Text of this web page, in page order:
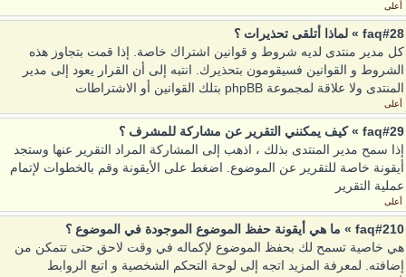
أعلى
faq#28 » لماذا أتلقى تحذيرات ؟
كل مدير منتدى لديه شروط و قوانين اشتراك خاصة. إذا قمت بتجاوز هذه
الشروط و القوانين فسيقومون بتحذيرك. انتبه إلى أن القرار يعود إلى مدير
المنتدى ولا علاقة لمجموعة phpBB بتلك القوانين أو الاشتراطات
أعلى
faq#29 » كيف يمكنني التقرير عن مشاركة للمشرف ؟
إذا سمح مدير المنتدى بذلك ، اذهب إلى المشاركة المراد التقرير عنها وستجد
أيقونة خاصة للتقرير عن الموضوع. اضغط على الأيقونة وقم بالخطوات لإتمام
عملية التقرير
أعلى
faq#210 » ما هي أيقونة حفظ الموضوع الموجودة في الموضوع ؟
هي خاصية تسمح لك بحفظ الموضوع لإكماله في وقت لاحق حتى تتمكن من
إضافته. لمعرفة المزيد اتجه إلى لوحة التحكم الشخصية و اتبع الروابط